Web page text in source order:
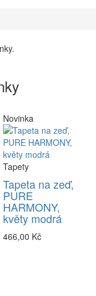
Novinka
Tapety
Tapeta na zeď,
PURE
HARMONY,
květy modrá
466,00 Kč